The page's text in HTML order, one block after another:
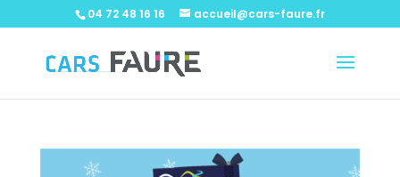
04 72 48 16 16 accueil@cars-faure.fr